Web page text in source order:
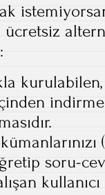
ücretsiz
soru-